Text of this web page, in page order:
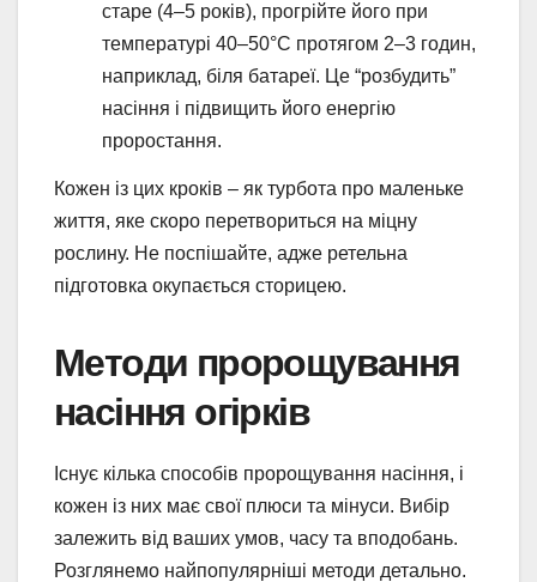
старе (4–5 років), прогрійте його при
температурі 40–50°C протягом 2–3 годин,
наприклад, біля батареї. Це “розбудить”
насіння і підвищить його енергію
проростання.
Кожен із цих кроків – як турбота про маленьке
життя, яке скоро перетвориться на міцну
рослину. Не поспішайте, адже ретельна
підготовка окупається сторицею.
Методи пророщування
насіння огірків
Існує кілька способів пророщування насіння, і
кожен із них має свої плюси та мінуси. Вибір
залежить від ваших умов, часу та вподобань.
Розглянемо найпопулярніші методи детально.